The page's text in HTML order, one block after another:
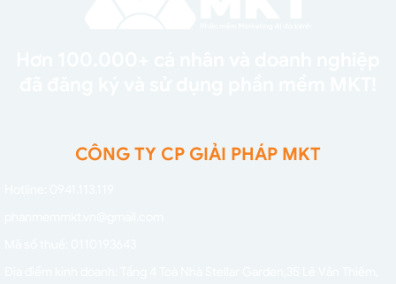
CÔNG TY CP GIẢI PHÁP MKT